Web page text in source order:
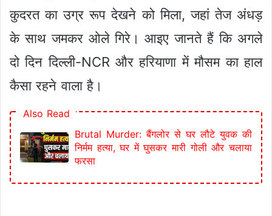
कुदरत का उग्र रूप देखने को मिला, जहां तेज अंधड़
के साथ जमकर ओले गिरे। आइए जानते हैं कि अगले
दो दिन दिल्ली-NCR और हरियाणा में मौसम का हाल
कैसा रहने वाला है।
Also Read
Brutal Murder: बैंगलोर से घर लौटे युवक की
निर्मम हत्या, घर में घुसकर मारी गोली और चलाया
फरसा